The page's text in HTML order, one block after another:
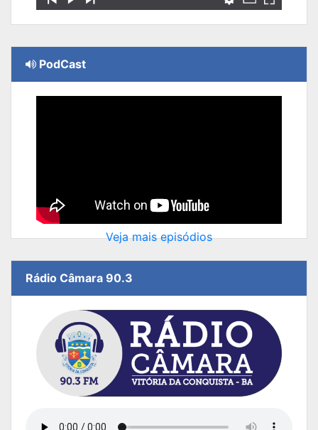
PodCast
Veja mais episódios
Rádio Câmara 90.3